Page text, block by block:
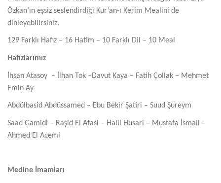
Özkan’ın eşsiz seslendirdiği Kur’an-ı Kerim Mealini de
dinleyebilirsiniz.
129 Farklı Hafız – 16 Hatim – 10 Farklı Dil – 10 Meal
Hafızlarımız
İhsan Atasoy – İlhan Tok –Davut Kaya – Fatih Çollak – Mehmet
Emin Ay
Abdülbasid Abdüssamed – Ebu Bekir Şatiri – Suud Şureym
Saad Gamidi – Raşid El Afasi – Halil Husari – Mustafa İsmail –
Ahmed El Acemi
Medine İmamları